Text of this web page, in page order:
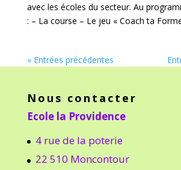
avec les écoles du secteur. Au
: – La course – Le jeu « Coach ta
« Entrées précédentes
Nous contacter
Ecole la Providence
4 rue de la poterie
22 510 Moncontour